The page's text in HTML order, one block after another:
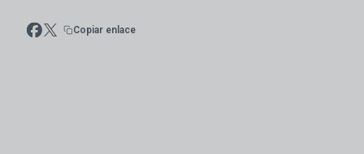
Copiar enlace